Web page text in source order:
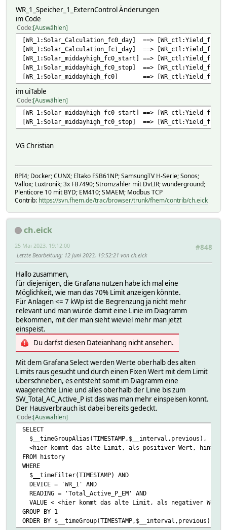
return sprintf("%02d : %05d
}\
\
sub WR_ctl_Format {\
my($period,$device,$reading)=@_;;\
my $value = 0;;\
my $MonthBefore =
my $MonthPrevious =
$MonthPrevious = ($MonthPrevious ne "null") ?
\
my $QuarterBefore =
my $QuarterPrevious = "null";;\
if ($period eq "_Qx" or $period eq "_Quarter") {\
if (::ReadingsVal("$QuarterBefore","Q".$loop,0) eq
$QuarterPrevious = "Q".$loop \
if ($period eq "_Qx") {\
return " / ".$QuarterPrevious;;\
}\
\
my $YearPrevious = "";;\
$YearPrevious =
$YearPrevious = ($YearPrevious ne "null") ?
if ($period eq "_Yx") {\
if ($YearPrevious ne "null") {\
return " / Vorjahr";;\
}\
}\
\
if ($period eq "_Year") {\
$YearPrevious =
$YearPrevious = ($YearPrevious ne "null") ?
}\
\
if ($period eq "actual" and $reading eq "Autarky") {\
my $valA = ::ReadingsVal($device,
my $calcVal = ($valA > 0) ? ::round($valA /($valA +
return sprintf("%3d %%",(($calcVal > 100) ? 100 :
}\
\
if ($period eq "actual" and $reading eq
my $valS =
my $calcVal = ($valS > 0) ?
return sprintf("%3d %%",(($calcVal > 100) ? 100 :
}\
if ($period eq "time_Day" and $reading eq
return
}\
\
if ($period eq "time_Month" and $reading eq
WR_1_Speicher_1_ExternControl Änderungen
im Code
Code Auswählen
[WR_1:Solar_Calculation_fc0_day] ==>
[WR_1:Solar_Calculation_fc1_day] ==>
[WR_1:Solar_middayhigh_fc0_start] ==>
[WR_1:Solar_middayhigh_fc0_stop] ==>
[WR_1:Solar_middayhigh_fc0] ==>
im uiTable
Code Auswählen
[WR_1:Solar_middayhigh_fc0_start] ==>
[WR_1:Solar_middayhigh_fc0_stop] ==>
VG Christian
RPI4; Docker; CUNX; Eltako FSB61NP; SamsungTV H-Serie; Sonos;
Vallox; Luxtronik; 3x FB7490; Stromzähler mit DvLIR; wunderground;
Plenticore 10 mit BYD; EM410; SMAEM; Modbus TCP
Contrib: https://svn.fhem.de/trac/browser/trunk/fhem/contrib/ch.eick
ch.eick
#848
25 Mai 2023, 19:12:00
Letzte Bearbeitung: 12 Juni 2023, 15:52:21 von ch.eick
Hallo zusammen,
für diejenigen, die Grafana nutzen habe ich mal eine
Möglichkeit, wie man das 70% Limit anzeigen könnte.
Für Anlagen <= 7 kWp ist die Begrenzung ja nicht mehr
relevant und man würde damit eine Linie im Diagramm
bekommen, mit der man sieht wieviel mehr man jetzt
einspeist.
Du darfst diesen Dateianhang nicht ansehen.
Mit dem Grafana Select werden Werte oberhalb des alten
Limits raus gesucht und durch einen Fixen Wert mit dem Limit
überschrieben, es entsteht somit im Diagramm eine
waagerechte Linie und alles oberhalb der Linie bis zum
SW_Total_AC_Active_P ist das was man mehr einspeisen konnt.
Der Hausverbrauch ist dabei bereits gedeckt.
Code Auswählen
SELECT
$__timeGroupAlias(TIMESTAMP,$__interval,previous),
<hier kommt das alte Limit, als positiver Wert, hin> AS
FROM history
WHERE
$__timeFilter(TIMESTAMP) AND
DEVICE = 'WR_1' AND
READING = 'Total_Active_P_EM' AND
VALUE < <hier kommt das alte Limit, als negativer Wert,
GROUP BY 1
ORDER BY $__timeGroup(TIMESTAMP,$__interval,previous)